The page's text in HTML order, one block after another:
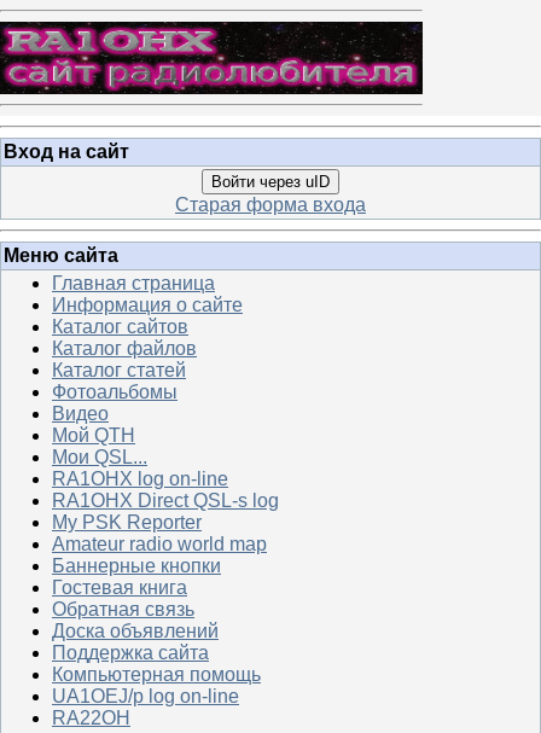
Вход на сайт
Войти через uID
Старая форма входа
Меню сайта
Главная страница
Информация о сайте
Каталог сайтов
Каталог файлов
Каталог статей
Фотоальбомы
Видео
Мой QTH
Мои QSL...
RA1OHX log on-line
RA1OHX Direct QSL-s log
My PSK Reporter
Amateur radio world map
Баннерные кнопки
Гостевая книга
Обратная связь
Доска объявлений
Поддержка сайта
Компьютерная помощь
UA1OEJ/p log on-line
RA22OH